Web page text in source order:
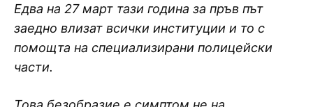
Едва на 27 март тази година за пръв път
заедно влизат всички институции и то с
помощта на специализирани полицейски
части.